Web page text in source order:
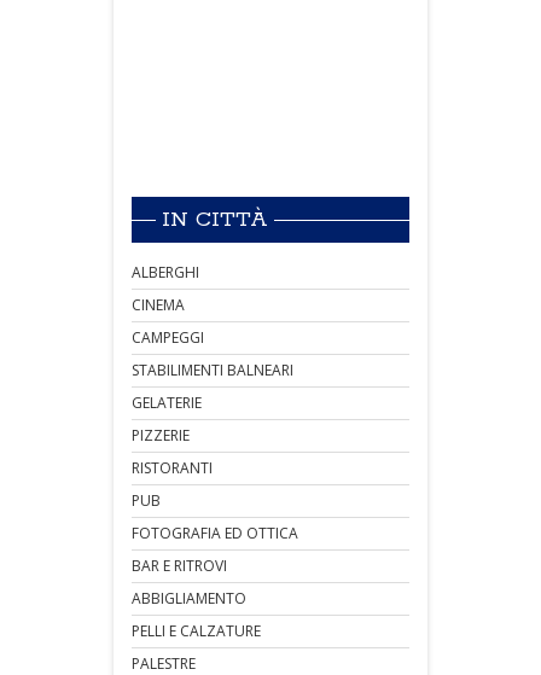
IN CITTÀ
ALBERGHI
CINEMA
CAMPEGGI
STABILIMENTI BALNEARI
GELATERIE
PIZZERIE
RISTORANTI
PUB
FOTOGRAFIA ED OTTICA
BAR E RITROVI
ABBIGLIAMENTO
PELLI E CALZATURE
PALESTRE